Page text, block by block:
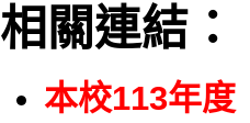
相關連結：
本校113年度